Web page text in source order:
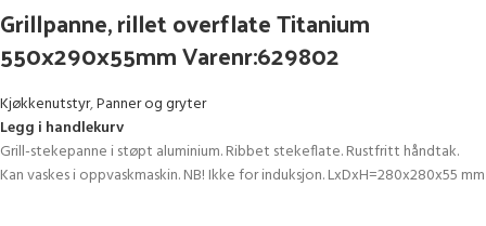
Grillpanne, rillet overflate Titanium
550x290x55mm Varenr:629802
Kjøkkenutstyr,Panner og gryter
Legg i handlekurv
Grill-stekepanne i støpt aluminium. Ribbet stekeflate. Rustfritt håndtak.
Kan vaskes i oppvaskmaskin. NB! Ikke for induksjon. LxDxH=280x280x55 mm